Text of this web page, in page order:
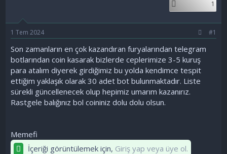
l
a
a
n
a
h
i
1
1 Tem 2024 #1
Son zamanların en çok kazandıran furyalarından telegram
botlarından coin kasarak bizlerde ceplerimize 3-5 kuruş
para atalım diyerek girdiğimiz bu yolda kendimce tespit
ettiğim yaklaşık olarak 30 adet bot bulunmaktadır. Liste
sürekli güncellenecek olup hepimiz umarım kazanırız.
Rastgele balığınız bol coininiz dolu dolu olsun.
Memefi
İçeriği görüntülemek için, Giriş yap veya üye ol.